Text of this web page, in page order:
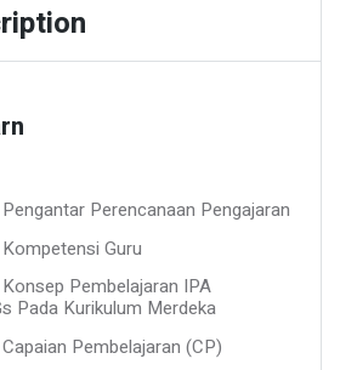
Perencanaan Pengajaran
Guru
Pembelajaran IPA
Pada Kurikulum Merdeka
Pembelajaran (CP)